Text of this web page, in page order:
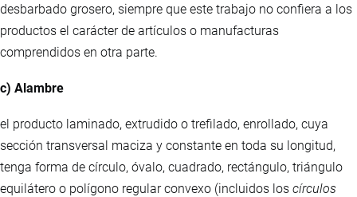
desbarbado grosero, siempre que este trabajo no confiera a los
productos el carácter de artículos o manufacturas
comprendidos en otra parte.
c) Alambre
el producto laminado, extrudido o trefilado, enrollado, cuya
sección transversal maciza y constante en toda su longitud,
tenga forma de círculo, óvalo, cuadrado, rectángulo, triángulo
equilátero o polígono regular convexo (incluidos los círculos